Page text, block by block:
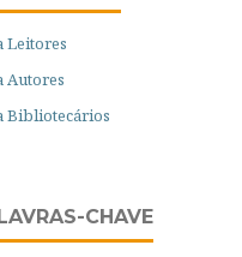
Leitores
Autores
Bibliotecários
CHAVE